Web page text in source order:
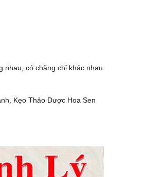
nhau, có chăng chỉ khác nhau
Kẹo Thảo Dược Hoa Sen